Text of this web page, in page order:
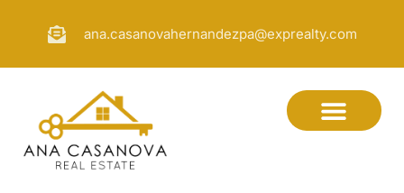
ana.casanovahernandezpa@exprealty.com